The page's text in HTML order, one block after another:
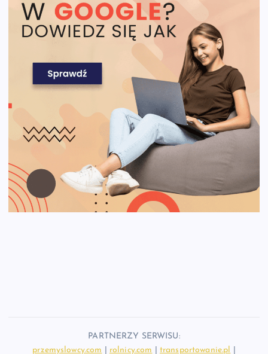
PARTNERZY SERWISU:
przemyslowcy.com
rolnicy.com transportowanie.pl